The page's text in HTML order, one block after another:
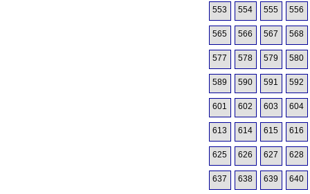
553 554 555 556
565 566 567 568
577 578 579 580
589 590 591 592
601 602 603 604
613 614 615 616
625 626 627 628
637 638 639 640